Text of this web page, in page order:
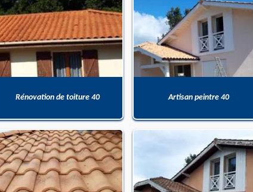
Rénovation de toiture 40 Artisan peintre 40